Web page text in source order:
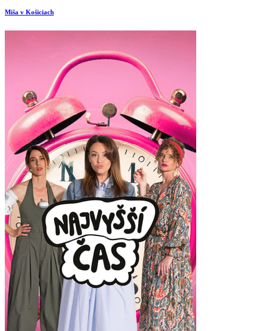
Miša v Košiciach